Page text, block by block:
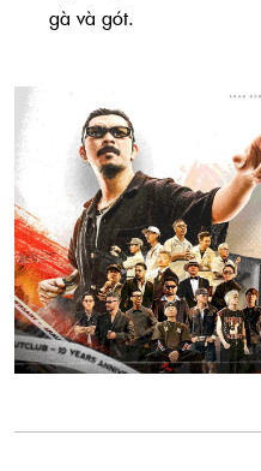
gà và gót.